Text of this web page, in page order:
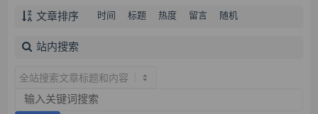
文章排序 时间 标题 热度 留言 随机
站内搜索